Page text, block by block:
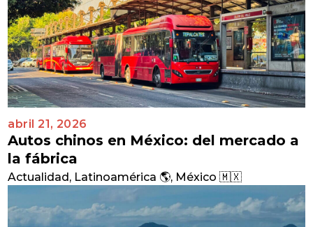
abril 21, 2026
Autos chinos en México: del mercado a
la fábrica
Actualidad, Latinoamérica 🌎, México 🇲🇽